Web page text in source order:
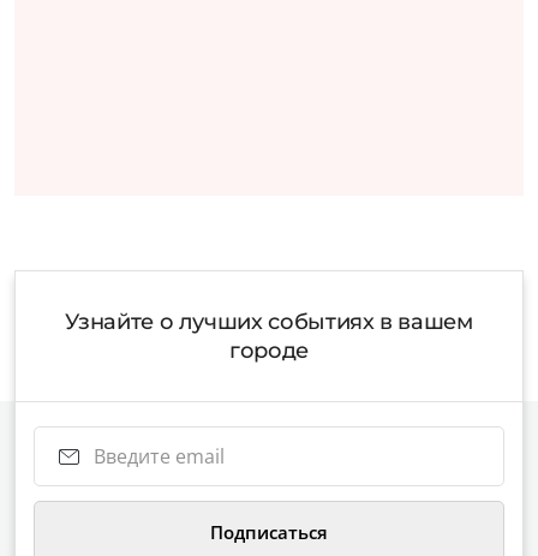
Узнайте о лучших событиях в вашем
городе